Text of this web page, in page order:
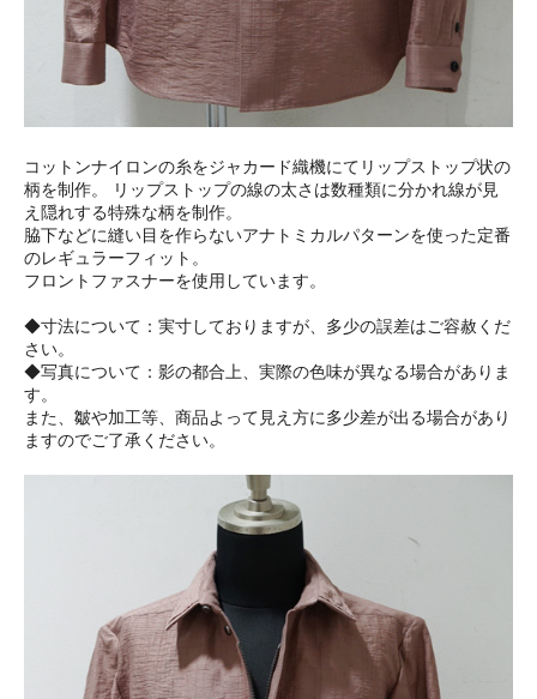
コットンナイロンの糸をジャカード織機にてリップストップ状の
柄を制作。 リップストップの線の太さは数種類に分かれ線が見
え隠れする特殊な柄を制作。
脇下などに縫い目を作らないアナトミカルパターンを使った定番
のレギュラーフィット。
フロントファスナーを使用しています。
◆寸法について：実寸しておりますが、多少の誤差はご容赦くだ
さい。
◆写真について：影の都合上、実際の色味が異なる場合がありま
す。
また、皺や加工等、商品よって見え方に多少差が出る場合があり
ますのでご了承ください。